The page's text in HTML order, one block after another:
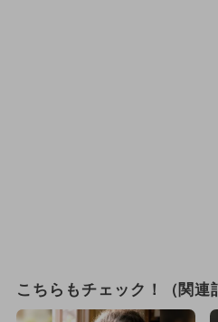
こちらもチェック！（関連